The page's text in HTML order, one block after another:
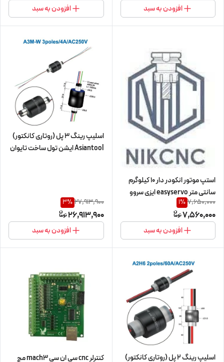
افزودن به سبد افزودن به سبد
استپ موتور انکودر دار 10 کیلوگرم
سانتی متر easyservo ایزی سروو
7,650,000
1%
7,560,000
افزودن به سبد
اسلیپ رینگ 3 پل (روتاری کانکتور)
Asiantool ایشن تول ساخت تایوان
27,913,900
3%
26,913,900
افزودن به سبد
اسلیپ رینگ 2 پل (روتاری کانکتور)
کنترلر cnc سی ان سی mach3 مچ